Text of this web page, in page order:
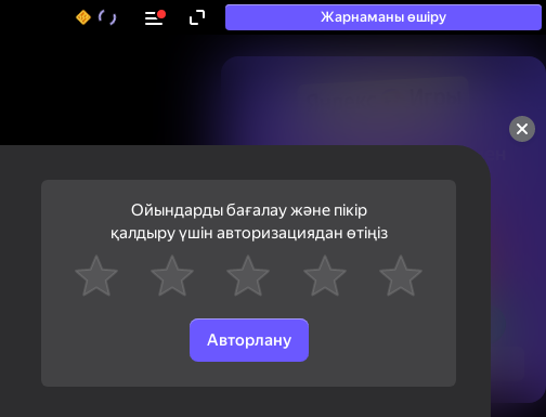
Жарнаманы өшіру
50+ топ ойындар, олармен
Ойындарды бағалау және пікір
қалдыру үшін авторизациядан өтіңіз
Авторлану